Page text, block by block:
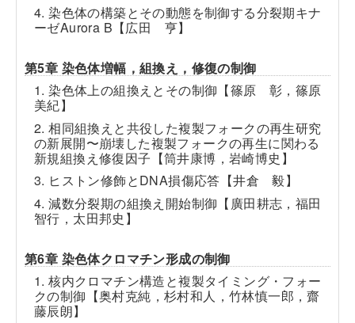
4. 染色体の構築とその動態を制御する分裂期キナ
ーゼAurora B【広田 亨】
第5章 染色体増幅，組換え，修復の制御
1. 染色体上の組換えとその制御【篠原 彰，篠原
美紀】
2. 相同組換えと共役した複製フォークの再生研究
の新展開〜崩壊した複製フォークの再生に関わる
新規組換え修復因子【筒井康博，岩崎博史】
3. ヒストン修飾とDNA損傷応答【井倉 毅】
4. 減数分裂期の組換え開始制御【廣田耕志，福田
智行，太田邦史】
第6章 染色体クロマチン形成の制御
1. 核内クロマチン構造と複製タイミング・フォー
クの制御【奥村克純，杉村和人，竹林慎一郎，齋
藤辰朗】